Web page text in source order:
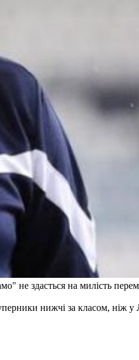
не здасться на милість
нижчі за класом, ніж у